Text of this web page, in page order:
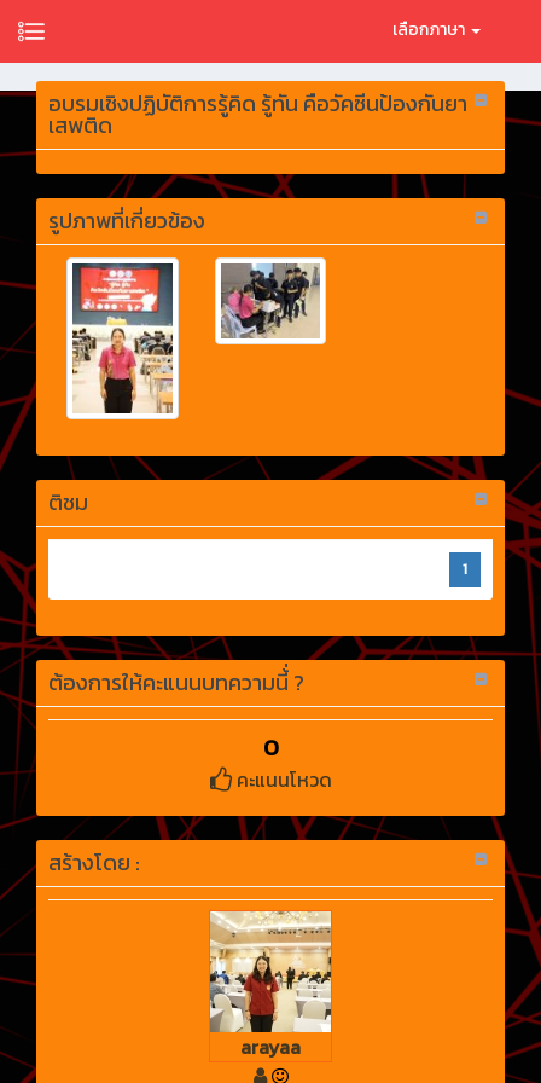
เลือกภาษา
อบรมเชิงปฏิบัติการรู้คิด รู้ทัน คือวัคซีนป้องกันยา
เสพติด
รูปภาพที่เกี่ยวข้อง
ติชม
1
ต้องการให้คะแนนบทความนี้่ ?
0
คะแนนโหวด
สร้างโดย :
arayaa